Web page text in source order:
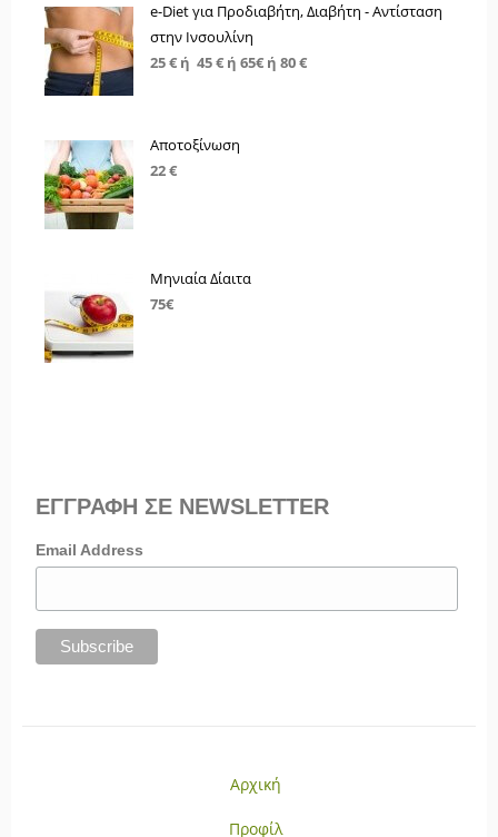
e-Diet για Προδιαβήτη, Διαβήτη - Αντίσταση
στην Ινσουλίνη
25 € ή 45 € ή 65€ ή 80 €
Αποτοξίνωση
22 €
Μηνιαία Δίαιτα
75€
ΕΓΓΡΑΦΗ ΣΕ NEWSLETTER
Email Address
Αρχική
Προφίλ